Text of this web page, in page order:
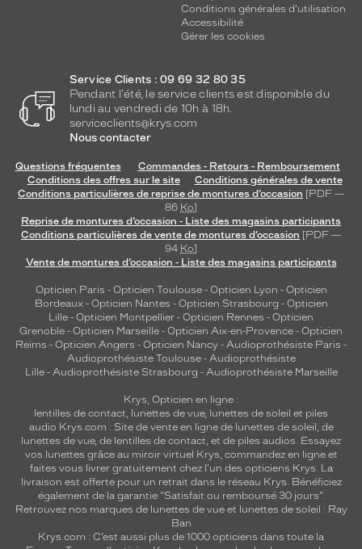
Conditions générales d'utilisation
Accessibilité
Gérer les cookies
Service Clients : 09 69 32 80 35
Pendant l'été, le service clients est disponible du
lundi au vendredi de 10h à 18h.
serviceclients@krys.com
Nous contacter
Questions fréquentes
Commandes - Retours - Remboursement
Conditions des offres sur le site
Conditions générales de vente
Conditions particulières de reprise de montures d’occasion [PDF —
86 Ko]
Reprise de montures d’occasion - Liste des magasins participants
Conditions particulières de vente de montures d’occasion [PDF —
94 Ko]
Vente de montures d’occasion - Liste des magasins participants
Opticien Paris - Opticien Toulouse- Opticien Lyon - Opticien
Bordeaux- Opticien Nantes - Opticien Strasbourg - Opticien
Lille - Opticien Montpellier - Opticien Rennes - Opticien
Grenoble - Opticien Marseille - Opticien Aix-en-Provence - Opticien
Reims - Opticien Angers - Opticien Nancy - Audioprothésiste Paris -
Audioprothésiste Toulouse- Audioprothésiste
Lille- Audioprothésiste Strasbourg - Audioprothésiste Marseille
Krys, Opticien en ligne :
lentilles de contact, lunettes de vue, lunettes de soleil et piles
audio Krys.com : Site de vente en ligne de lunettes de soleil, de
lunettes de vue, de lentilles de contact, et de piles audios. Essayez
vos lunettes grâce au miroir virtuel Krys, commandez en ligne et
faites vous livrer gratuitement chez l'un des opticiens Krys. La
livraison est offerte pour un retrait dans le réseau Krys. Bénéficiez
également de la garantie "Satisfait ou remboursé 30 jours".
Retrouvez nos marques de lunettes de vue et lunettes de soleil : Ray
Ban
Krys.com : C’est aussi plus de 1000 opticiens dans toute la